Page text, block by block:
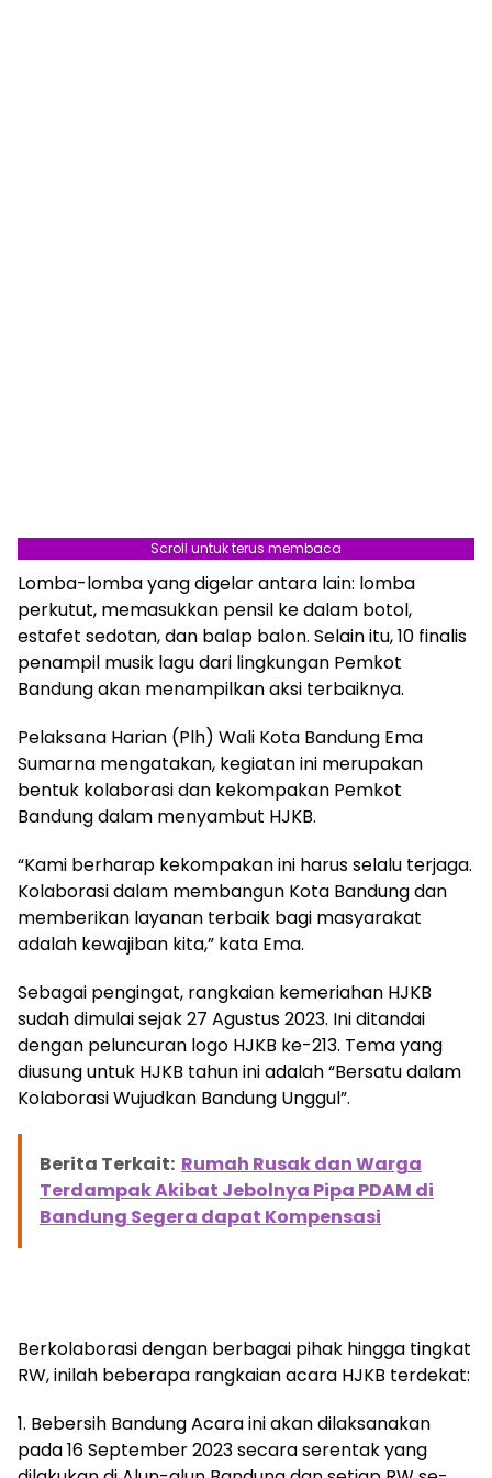
Scroll untuk terus membaca
Lomba-lomba yang digelar antara lain: lomba
perkutut, memasukkan pensil ke dalam botol,
estafet sedotan, dan balap balon. Selain itu, 10 finalis
penampil musik lagu dari lingkungan Pemkot
Bandung akan menampilkan aksi terbaiknya.
Pelaksana Harian (Plh) Wali Kota Bandung Ema
Sumarna mengatakan, kegiatan ini merupakan
bentuk kolaborasi dan kekompakan Pemkot
Bandung dalam menyambut HJKB.
“Kami berharap kekompakan ini harus selalu terjaga.
Kolaborasi dalam membangun Kota Bandung dan
memberikan layanan terbaik bagi masyarakat
adalah kewajiban kita,” kata Ema.
Sebagai pengingat, rangkaian kemeriahan HJKB
sudah dimulai sejak 27 Agustus 2023. Ini ditandai
dengan peluncuran logo HJKB ke-213. Tema yang
diusung untuk HJKB tahun ini adalah “Bersatu dalam
Kolaborasi Wujudkan Bandung Unggul”.
Berita Terkait: Rumah Rusak dan Warga
Terdampak Akibat Jebolnya Pipa PDAM di
Bandung Segera dapat Kompensasi
Berkolaborasi dengan berbagai pihak hingga tingkat
RW, inilah beberapa rangkaian acara HJKB terdekat:
1. Bebersih Bandung Acara ini akan dilaksanakan
pada 16 September 2023 secara serentak yang